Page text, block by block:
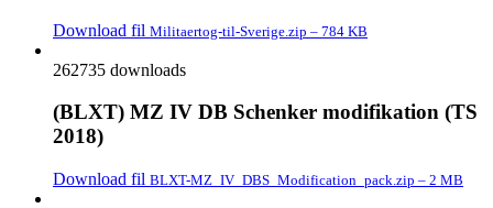
Download fil Militaertog-til-Sverige.zip – 784 KB
262735 downloads
(BLXT) MZ IV DB Schenker modifikation (TS
2018)
Download fil BLXT-MZ_IV_DBS_Modification_pack.zip – 2 MB